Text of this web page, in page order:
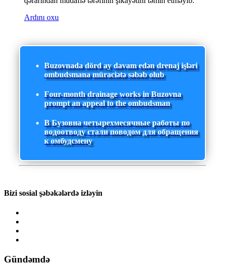
Ardını oxu
Buzovnada dörd ay davam edən drenaj işləri
ombudsmana müraciətə səbəb olub
Four-month drainage works in Buzovna
prompt an appeal to the ombudsman
В Бузовна четырехмесячные работы по
водоотводу стали поводом для обращения
к омбудсмену
Bizi sosial şəbəkələrdə izləyin
Gündəmdə